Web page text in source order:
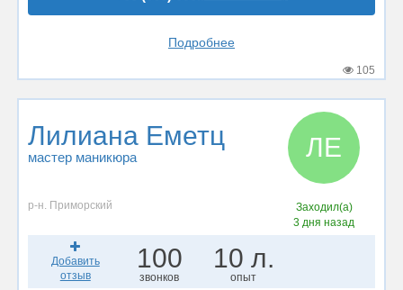
Подробнее
105
Лилиана Еметц
мастер маникюра ЛЕ
р-н. Приморский
Заходил(а)
3 дня назад
Добавить
отзыв
100
звонков
10 л.
опыт